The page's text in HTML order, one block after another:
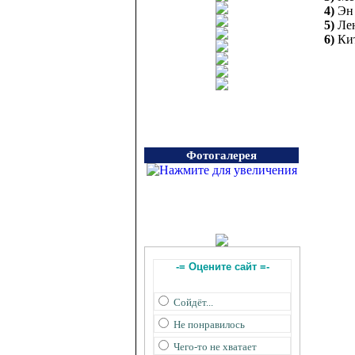
Фотогалерея
-= Оцените сайт =-
Сойдёт...
Не понравилось
Чего-то не хватает
4) Эн
5)
6)